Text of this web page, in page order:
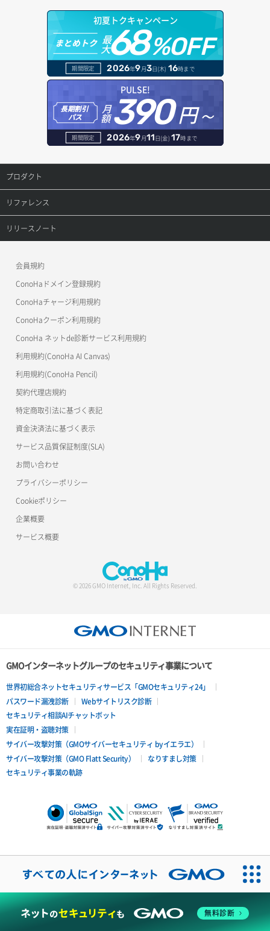
初夏トクキャンペーン
まとめトク 最
大68%OFF
期間限定 2026年9月3日(木) 16時まで
PULSE!
長期割引
パス
月
額390円～
期間限定 2026年9月11日(金) 17時まで
プロダクト
プロダクトトップ
ConoHa VPS(Ver.3.0)
ConoHa for GAME
リファレンス
リファレンストップ
OpenStack CLI
Terraform
s3cmd
公開API(ConoHa VPS Ver.2.0)
リリースノート
会員規約
ConoHaドメイン登録規約
ConoHaチャージ利用規約
ConoHaクーポン利用規約
ConoHa ネットde診断サービス利用規約
利用規約(ConoHa AI Canvas)
利用規約(ConoHa Pencil)
契約代理店規約
特定商取引法に基づく表記
資金決済法に基づく表示
サービス品質保証制度(SLA)
お問い合わせ
プライバシーポリシー
Cookieポリシー
企業概要
サービス概要
© 2026 GMO Internet, Inc. All Rights Reserved.
GMOインターネットグループのセキュリティ事業について
世界初総合ネットセキュリティサービス「GMOセキュリティ24」
パスワード漏洩診断
Webサイトリスク診断
セキュリティ相談AIチャットボット
実在証明・盗聴対策
サイバー攻撃対策（GMOサイバーセキュリティ byイエラエ）
サイバー攻撃対策（GMO Flatt Security）
なりすまし対策
セキュリティ事業の軌跡
無料診断